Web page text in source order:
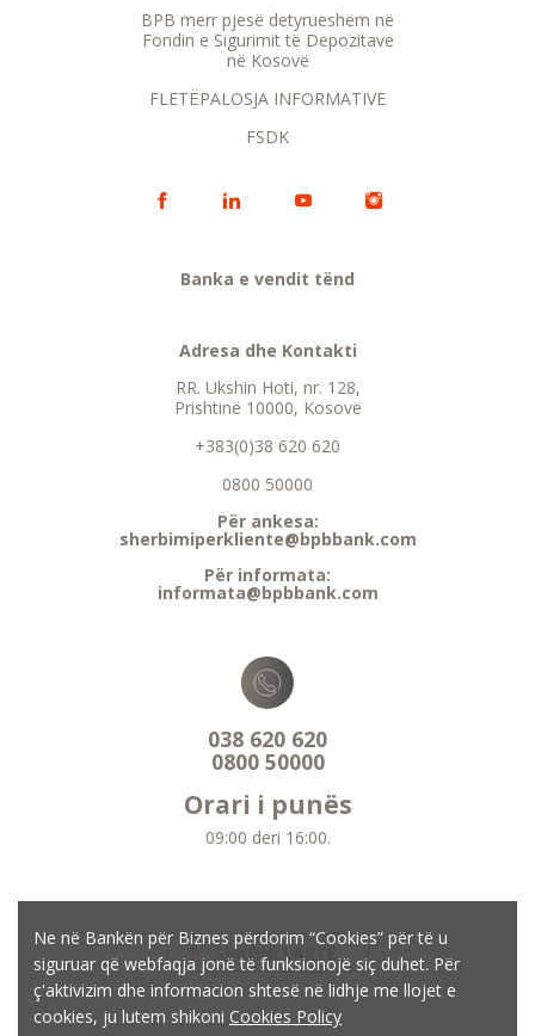
Ne në Bankën për Biznes përdorim “Cookies” për të u
siguruar që webfaqja jonë të funksionojë siç duhet. Për
ç'aktivizim dhe informacion shtesë në lidhje me llojet e
cookies, ju lutem shikoni Cookies Policy
BPB merr pjesë detyrueshëm në
Fondin e Sigurimit të Depozitave
në Kosovë
FLETËPALOSJA INFORMATIVE
FSDK
Banka e vendit tënd
Adresa dhe Kontakti
RR. Ukshin Hoti, nr. 128,
Prishtinë 10000, Kosovë
+383(0)38 620 620
0800 50000
Për ankesa:
sherbimiperkliente@bpbbank.com
Për informata:
informata@bpbbank.com
038 620 620
0800 50000
Orari i punës
09:00 deri 16:00.
SHKONI LARTË